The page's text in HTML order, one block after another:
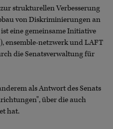
strukturellen Verbesserung
von Diskriminierungen an
eine gemeinsame Initiative
ensemble-netzwerk und LAFT
die Senatsverwaltung für
als Antwort des Senats
über die auch
hat.